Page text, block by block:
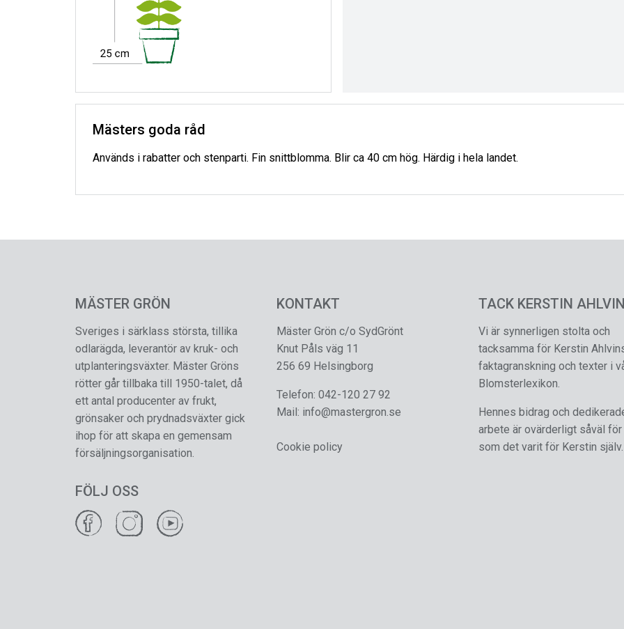
Mästers goda råd
Används i rabatter och stenparti. Fin snittblomma. Blir ca 40 cm hög. Härdig i hela landet.
MÄSTER GRÖN
Sveriges i särklass största, tillika
odlarägda, leverantör av kruk- och
utplanteringsväxter. Mäster Gröns
rötter går tillbaka till 1950-talet, då
ett antal producenter av frukt,
grönsaker och prydnadsväxter gick
ihop för att skapa en gemensam
försäljningsorganisation.
FÖLJ OSS
KONTAKT
Mäster Grön c/o SydGrönt
Knut Påls väg 11
256 69 Helsingborg
Telefon:042-120 27 92
Mail: info@mastergron.se
Cookie policy
TACK KERSTIN
Vi är synnerligen stolta och
tacksamma för Kerstin
faktagranskning och texter i
Blomsterlexikon.
Hennes bidrag och
arbete är ovärderligt såväl för
som det varit för Kerstin själv.